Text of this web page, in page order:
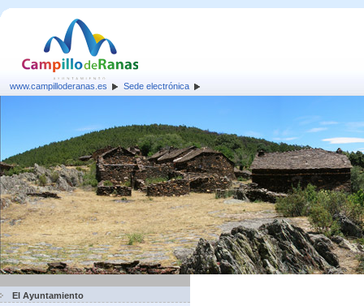
www.campilloderanas.es Sede electrónica
El Ayuntamiento